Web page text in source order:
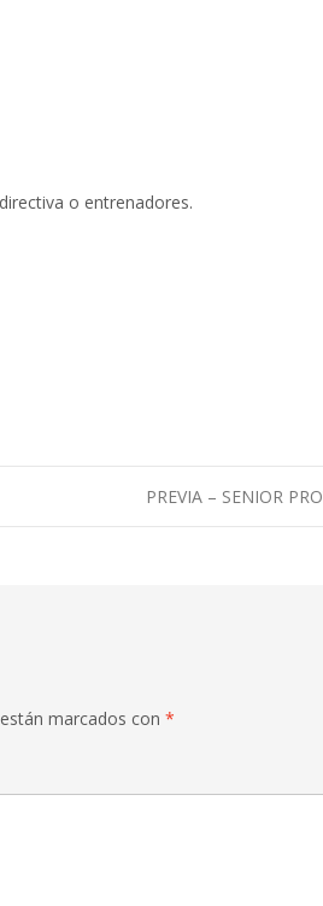
o entrenadores.
PREVIA – SENIOR
marcados con *